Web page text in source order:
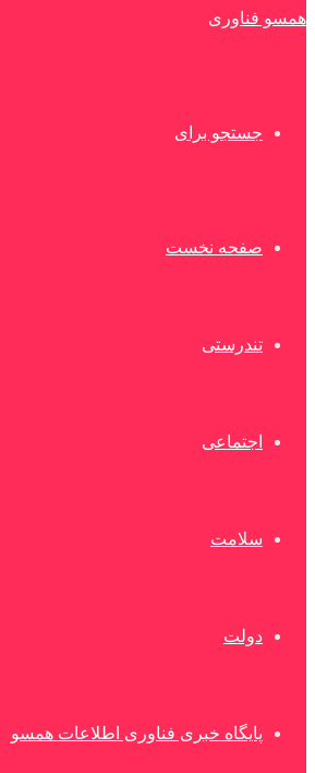
همسو فناوری
جستجو برای
صفحه نخست
تندرستی
اجتماعی
سلامت
دولت
پایگاه خبری فناوری اطلاعات همسو